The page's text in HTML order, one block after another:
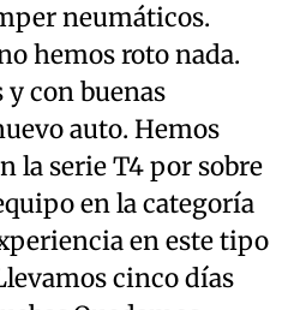
neumáticos.
hemos roto nada.
con buenas
auto. Hemos
la serie T4 por sobre
en la categoría
en este tipo
cinco días